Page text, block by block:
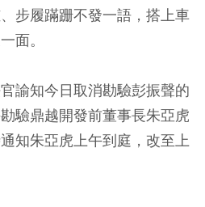
步履蹣跚不發一語，搭上車
面。
諭知今日取消勘驗彭振聲的
驗鼎越開發前董事長朱亞虎
知朱亞虎上午到庭，改至上